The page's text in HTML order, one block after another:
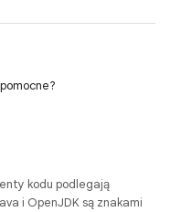
kodu podlegają
i OpenJDK są znakami